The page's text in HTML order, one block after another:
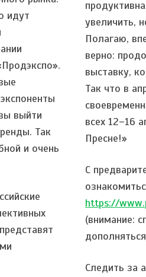
идут
выйти
Так
и очень
увеличить,
Полагаю,
верно:
выставку,
Так что в
всех 12–16
Пресне!»
С
https://
(внимание:
Следить за